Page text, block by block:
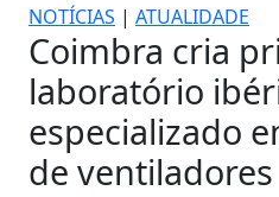
NOTÍCIAS | ATUALIDADE
Coimbra cria
laboratório
especializado
de ventiladores